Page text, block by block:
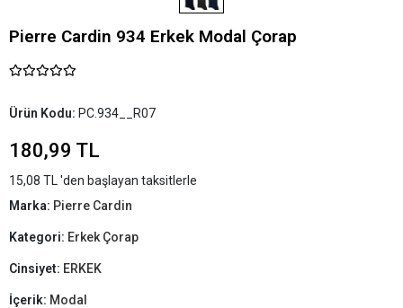
Pierre Cardin 934 Erkek Modal Çorap
Ürün Kodu: PC.934__R07
180,99 TL
15,08 TL 'den başlayan taksitlerle
Marka: Pierre Cardin
Kategori: Erkek Çorap
Cinsiyet: ERKEK
İçerik: Modal